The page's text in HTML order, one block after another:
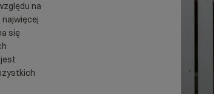
na
najwięcej
się